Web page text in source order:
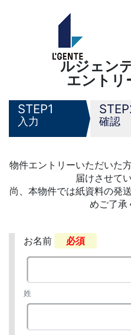
ルジェン
エントリ
1
入力 確認
物件エントリーいただいた
届けさせて
尚、本物件では紙資料の発
めご了承
お名前 必須
姓